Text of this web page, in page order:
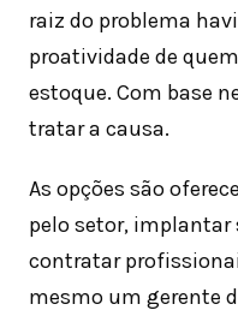
raiz do problema
proatividade de
estoque. Com base
tratar a causa.
As opções são
pelo setor,
contratar
mesmo um gerente